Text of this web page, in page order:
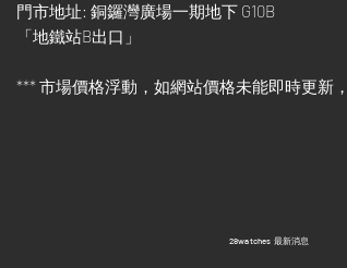
門市地址: 銅鑼灣廣場一期地下 G10B
「地鐵站B出口」
*** 市場價格浮動，如網站價格未能即時更新
​28watches 最新消息